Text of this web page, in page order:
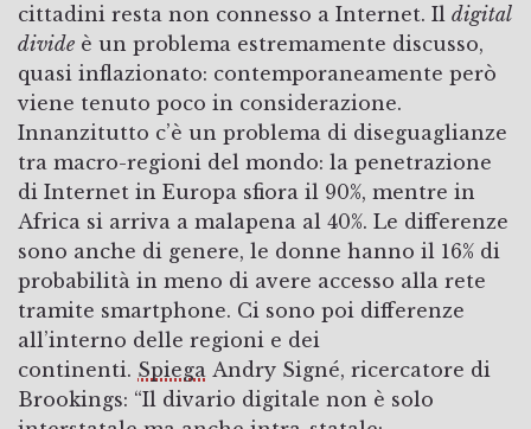
cittadini resta non connesso a Internet. Il digital
divide è un problema estremamente discusso,
quasi inflazionato: contemporaneamente però
viene tenuto poco in considerazione.
Innanzitutto c’è un problema di diseguaglianze
tra macro-regioni del mondo: la penetrazione
di Internet in Europa sfiora il 90%, mentre in
Africa si arriva a malapena al 40%. Le differenze
sono anche di genere, le donne hanno il 16% di
probabilità in meno di avere accesso alla rete
tramite smartphone. Ci sono poi differenze
all’interno delle regioni e dei
continenti. Spiega Andry Signé, ricercatore di
Brookings: “Il divario digitale non è solo